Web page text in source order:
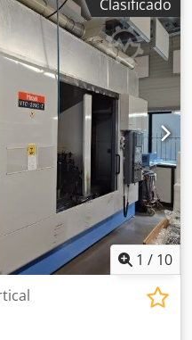
de herramientas: 24
husillo: 8000 rpm
mm/min, Z 12000 mm/min
Dskr Incluye eje 4 de
accesorios y listas de
Clasificado
1 / 10